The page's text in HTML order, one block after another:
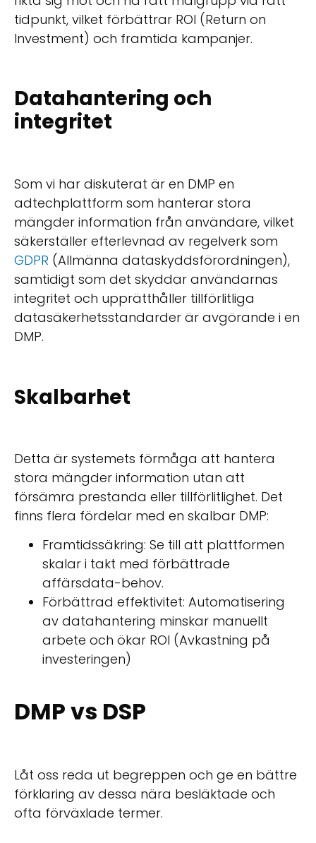
tidpunkt, vilket förbättrar ROI (Return on
Investment) och framtida kampanjer.
Datahantering och
integritet
Som vi har diskuterat är en DMP en
adtechplattform som hanterar stora
mängder information från användare, vilket
säkerställer efterlevnad av regelverk som
GDPR (Allmänna dataskyddsförordningen),
samtidigt som det skyddar användarnas
integritet och upprätthåller tillförlitliga
datasäkerhetsstandarder är avgörande i en
DMP.
Skalbarhet
Detta är systemets förmåga att hantera
stora mängder information utan att
försämra prestanda eller tillförlitlighet. Det
finns flera fördelar med en skalbar DMP:
Framtidssäkring: Se till att plattformen
skalar i takt med förbättrade
affärsdata-behov.
Förbättrad effektivitet: Automatisering
av datahantering minskar manuellt
arbete och ökar ROI (Avkastning på
investeringen)
DMP vs DSP
Låt oss reda ut begreppen och ge en bättre
förklaring av dessa nära besläktade och
ofta förväxlade termer.